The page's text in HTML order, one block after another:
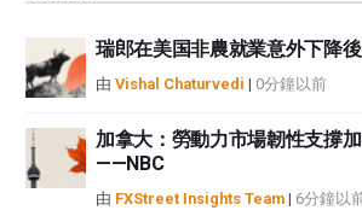
如果文章正文中沒有明確提到，在撰寫本文時，作者在
中都沒有頭寸，也沒有與文中提到的任何公司有業務關
者沒有收到撰寫這篇文章的報酬。
FXStreet和作者不提供個性化的建議。作者對該資訊的
性不作任何陳述。FXStreet和作者將不承擔任何錯誤，
或損害由此資訊及其顯示或使用引起的。錯誤和遺漏除
FXStreet並非註冊投資顧問，本文內容無意提供任何投
瑞郎在美国非農就業意外下降
由 Vishal Chaturvedi | 0分鐘以前
加拿大：勞動力市場韌性支撐
——NBC
由 FXStreet Insights Team | 6分鐘以